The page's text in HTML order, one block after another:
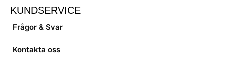
KUNDSERVICE
Frågor & Svar
Kontakta oss